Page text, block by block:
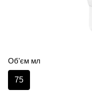
Об'єм мл
75